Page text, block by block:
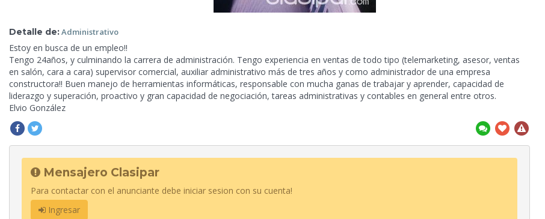
Detalle de:Administrativo
Estoy en busca de un empleo!!
Tengo 24años, y culminando la carrera de administración. Tengo experiencia en ventas de todo tipo (telemarketing, asesor, ventas
en salón, cara a cara) supervisor comercial, auxiliar administrativo más de tres años y como administrador de una empresa
constructora!! Buen manejo de herramientas informáticas, responsable con mucha ganas de trabajar y aprender, capacidad de
liderazgo y superación, proactivo y gran capacidad de negociación, tareas administrativas y contables en general entre otros.
Elvio González
Mensajero Clasipar
Para contactar con el anunciante debe iniciar sesion con su cuenta!
Ingresar